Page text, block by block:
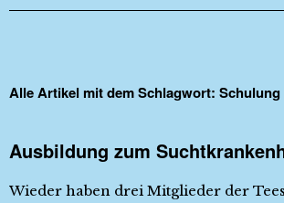
Alle Artikel mit dem Schlagwort: Schulung
Ausbildung zum
Wieder haben drei Mitglieder der